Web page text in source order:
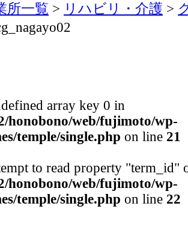
所一覧 > リハビリ・介護 >
array key 0 in
honobono/web/fujimoto/wp-
temple/single.php on line 21
to read property "term_id"
honobono/web/fujimoto/wp-
temple/single.php on line 22